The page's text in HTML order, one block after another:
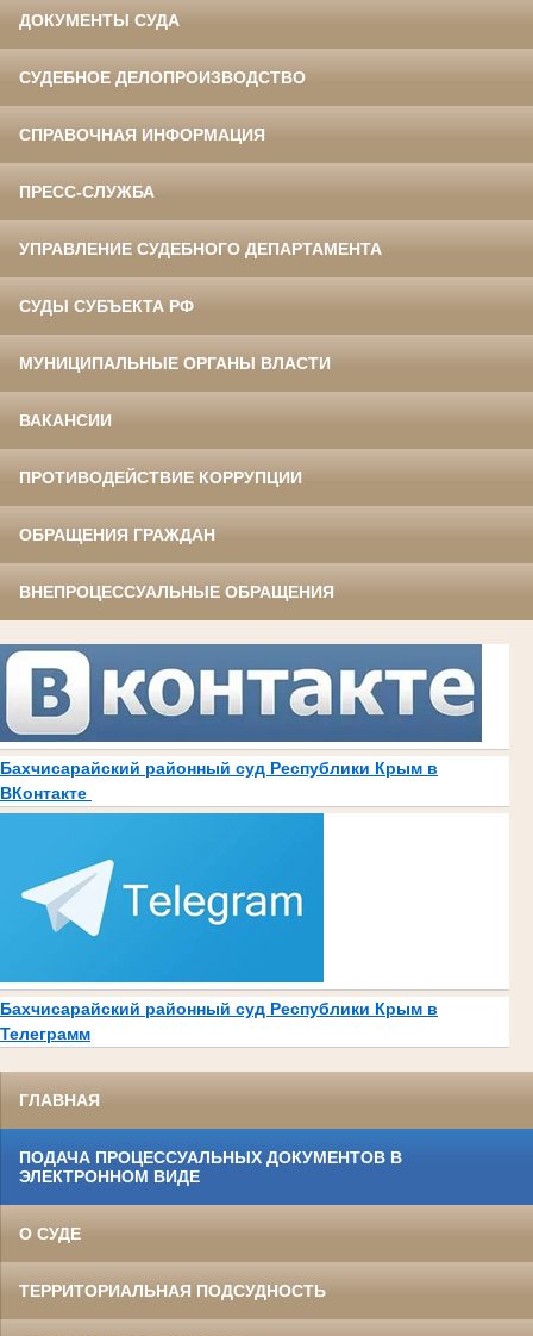
ДОКУМЕНТЫ СУДА
СУДЕБНОЕ ДЕЛОПРОИЗВОДСТВО
СПРАВОЧНАЯ ИНФОРМАЦИЯ
ПРЕСС-СЛУЖБА
УПРАВЛЕНИЕ СУДЕБНОГО ДЕПАРТАМЕНТА
СУДЫ СУБЪЕКТА РФ
МУНИЦИПАЛЬНЫЕ ОРГАНЫ ВЛАСТИ
ВАКАНСИИ
ПРОТИВОДЕЙСТВИЕ КОРРУПЦИИ
ОБРАЩЕНИЯ ГРАЖДАН
ВНЕПРОЦЕССУАЛЬНЫЕ ОБРАЩЕНИЯ
Бахчисарайский районный суд Республики Крым в
ВКонтакте
Бахчисарайский районный суд Республики Крым в
Телеграмм
ГЛАВНАЯ
ПОДАЧА ПРОЦЕССУАЛЬНЫХ ДОКУМЕНТОВ В
ЭЛЕКТРОННОМ ВИДЕ
О СУДЕ
ТЕРРИТОРИАЛЬНАЯ ПОДСУДНОСТЬ